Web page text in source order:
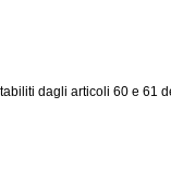
dagli articoli 60 e 61